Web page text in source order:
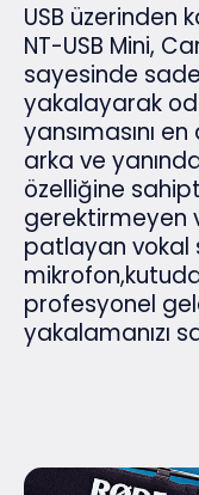
USB üzerinden
NT-USB Mini,
sayesinde
yakalayarak
yansımasını
arka ve
özelliğine
gerektirmeyen
patlayan vokal
profesyonel
yakalamanızı